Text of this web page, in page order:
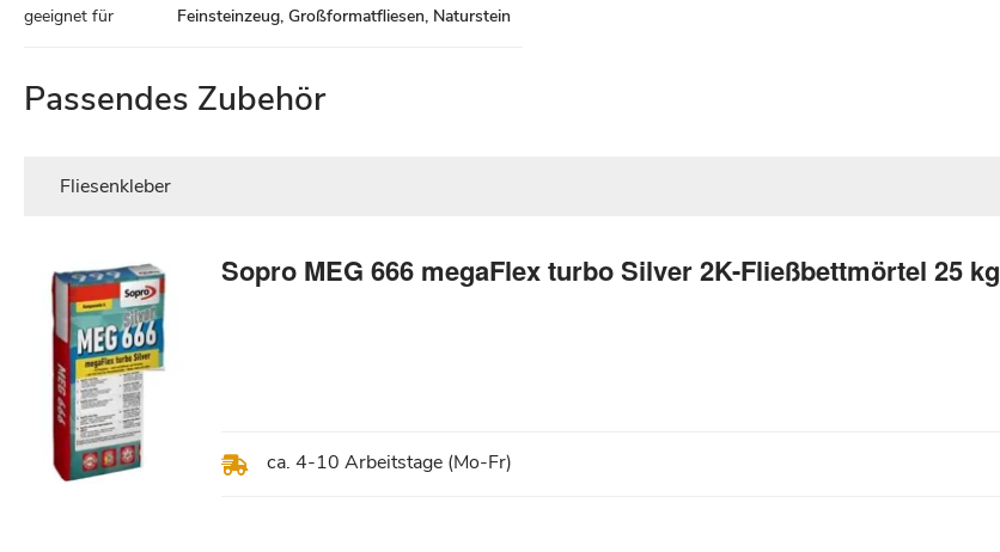
geeignet für Feinsteinzeug, Großformatfliesen, Naturstein
Passendes Zubehör
Fliesenkleber
Sopro MEG 666 megaFlex turbo Silver 2K-Fließbettmörtel 25 kg
ca. 4-10 Arbeitstage (Mo-Fr)